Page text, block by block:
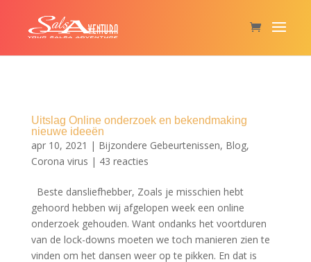
Uitslag Online onderzoek en bekendmaking
nieuwe ideeën
apr 10, 2021 | Bijzondere Gebeurtenissen, Blog,
Corona virus | 43 reacties
Beste dansliefhebber, Zoals je misschien hebt
gehoord hebben wij afgelopen week een online
onderzoek gehouden. Want ondanks het voortduren
van de lock-downs moeten we toch manieren zien te
vinden om het dansen weer op te pikken. En dat is